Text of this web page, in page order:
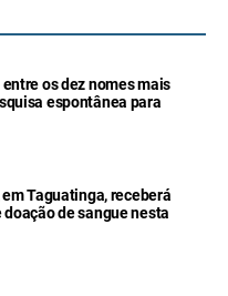
os dez nomes mais
espontânea para
Taguatinga, receberá
de sangue nesta